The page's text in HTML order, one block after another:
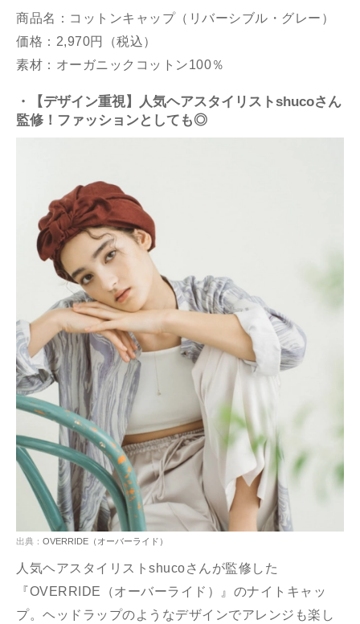
商品名：コットンキャップ（リバーシブル・グレー）
価格：2,970円（税込）
素材：オーガニックコットン100％
・【デザイン重視】人気ヘアスタイリストshucoさん
監修！ファッションとしても◎
出典： OVERRIDE（オーバーライド）
人気ヘアスタイリストshucoさんが監修した
『OVERRIDE（オーバーライド）』のナイトキャッ
プ。ヘッドラップのようなデザインでアレンジも楽し